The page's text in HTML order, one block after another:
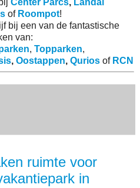
Center Parcs, Landal
of Roompot!
bij een van de fantastische
van:
, Topparken,
, Oostappen, Quriosof RCN
ruimte voor
in